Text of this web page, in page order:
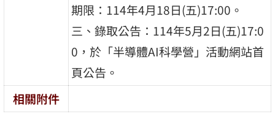
期限：114年4月18日(五)17:00。
三、錄取公告：114年5月2日(五)17:0
0，於「半導體AI科學營」活動網站首
頁公告。
相關附件